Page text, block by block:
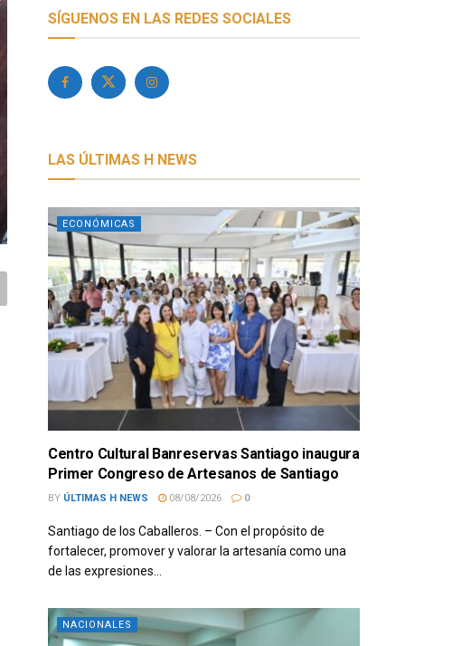
SÍGUENOS EN LAS REDES SOCIALES
LAS ÚLTIMAS H NEWS
ECONÓMICAS
Centro Cultural Banreservas Santiago inaugura
Primer Congreso de Artesanos de Santiago
BY ÚLTIMAS H NEWS 08/08/2026 0
Santiago de los Caballeros. – Con el propósito de
fortalecer, promover y valorar la artesanía como una
de las expresiones...
NACIONALES